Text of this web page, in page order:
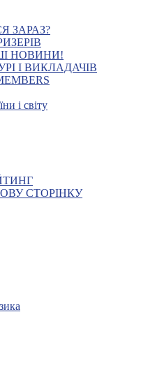
ЗАРАЗ?
НОВИНИ!
І ВИКЛАДАЧІВ
і світу
СТОРІНКУ